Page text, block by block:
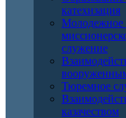
катехизация
Молодежное
служение
Тюремное
казачеством